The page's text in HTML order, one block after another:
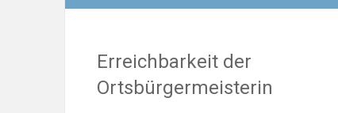
Erreichbarkeit der
Ortsbürgermeisterin